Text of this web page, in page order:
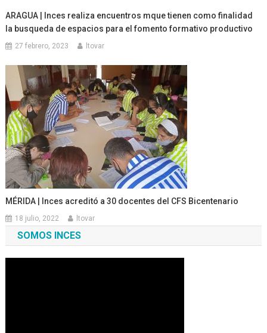
ARAGUA | Inces realiza encuentros mque tienen como finalidad
la busqueda de espacios para el fomento formativo productivo
27 febrero, 2023 ltovar
MÉRIDA | Inces acreditó a 30 docentes del CFS Bicentenario
18 julio, 2022 ltovar
SOMOS INCES